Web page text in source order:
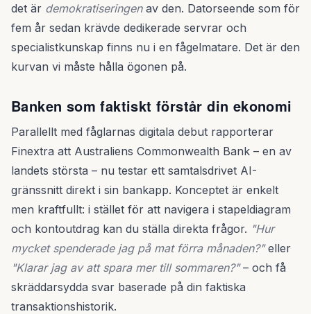
det är demokratiseringenav den. Datorseende som för
fem år sedan krävde dedikerade servrar och
specialistkunskap finns nu i en fågelmatare. Det är den
kurvan vi måste hålla ögonen på.
Banken som faktiskt förstår din ekonomi
Parallellt med fåglarnas digitala debut rapporterar
Finextra att Australiens Commonwealth Bank – en av
landets största – nu testar ett samtalsdrivet AI-
gränssnitt direkt i sin bankapp. Konceptet är enkelt
men kraftfullt: i stället för att navigera i stapeldiagram
och kontoutdrag kan du ställa direkta frågor. "Hur
mycket spenderade jag på mat förra månaden?"eller
"Klarar jag av att spara mer till sommaren?"– och få
skräddarsydda svar baserade på din faktiska
transaktionshistorik.